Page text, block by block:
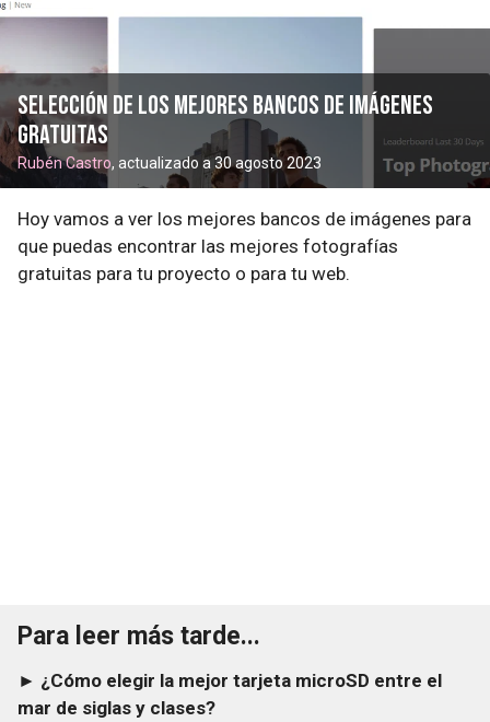
Selección de los mejores bancos de imágenes
gratuitas
Rubén Castro, actualizado a 30 agosto 2023
Hoy vamos a ver los mejores bancos de imágenes para
que puedas encontrar las mejores fotografías
gratuitas para tu proyecto o para tu web.
Para leer más tarde...
► ¿Cómo elegir la mejor tarjeta microSD entre el
mar de siglas y clases?